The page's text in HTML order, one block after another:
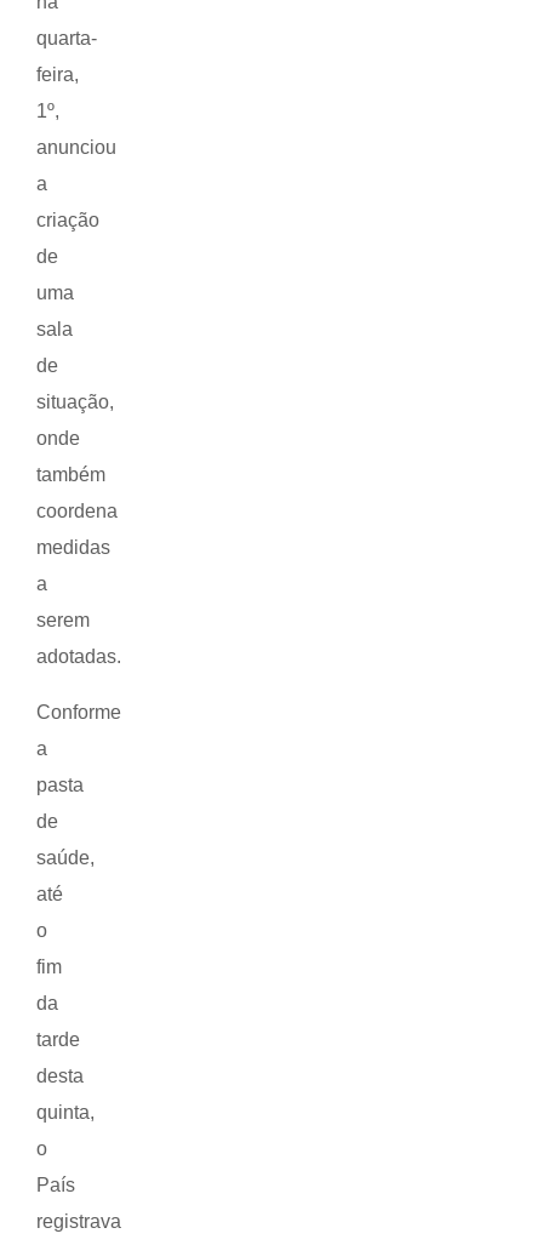
quarta-
feira,
1º,
anunciou
a
criação
de
uma
sala
de
situação,
onde
também
coordena
medidas
a
serem
adotadas.
Conforme
a
pasta
de
saúde,
até
o
fim
da
tarde
desta
quinta,
o
País
registrava